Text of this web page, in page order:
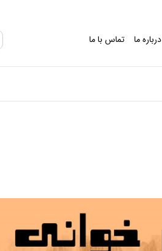
درباره ما تماس با ما